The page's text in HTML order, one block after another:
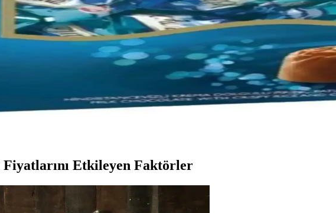
E Yarış Arabası Seti 252 Parça Detaylı ve Gerçekçi Tasarım
252 parça ve dijital uygulama ile çocukların el becerilerini ve hayal gücünü geliştiren
Çeşitleri Üzerine Detaylı Bilgi
ve çeşitli çikolata türleri hakkında temel bilgiler ve seçenekler. Otomobil içi konfor ve
Seçenekleri ve Çikolata Dolgu Kullanımı
Fiyatlarını Etkileyen Faktörler